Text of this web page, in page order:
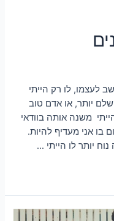
לעצמו, לו רק הייתי
שלם יותר, או אדם טוב
משנה אותה בוודאי
בו אני מעדיף להיות.
יותר לו הייתי …